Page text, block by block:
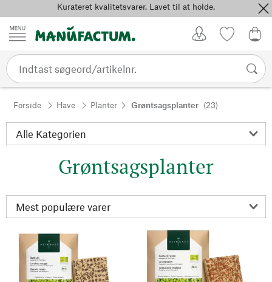
Spring til indholdKurateret kvalitetsvarer. Lavet til at holde.
Forside Have Planter Grøntsagsplanter (23)
Grøntsagsplanter